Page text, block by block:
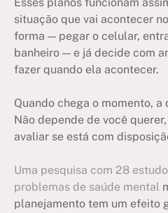
situação que vai acontecer
forma — pegar o celular,
banheiro — e já decide com
fazer quando ela acontecer.
Quando chega o momento,
Não depende de você
avaliar se está com
Uma pesquisa com 28
problemas de saúde mental
planejamento tem um efeito